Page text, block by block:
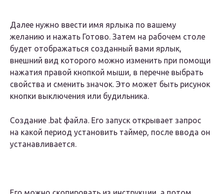
Далее нужно ввести имя ярлыка по вашему
желанию и нажать Готово. Затем на рабочем столе
будет отображаться созданный вами ярлык,
внешний вид которого можно изменить при помощи
нажатия правой кнопкой мыши, в перечне выбрать
свойства и сменить значок. Это может быть рисунок
кнопки выключения или будильника.
Создание .bat файла. Его запуск открывает запрос
на какой период установить таймер, после ввода он
устанавливается.